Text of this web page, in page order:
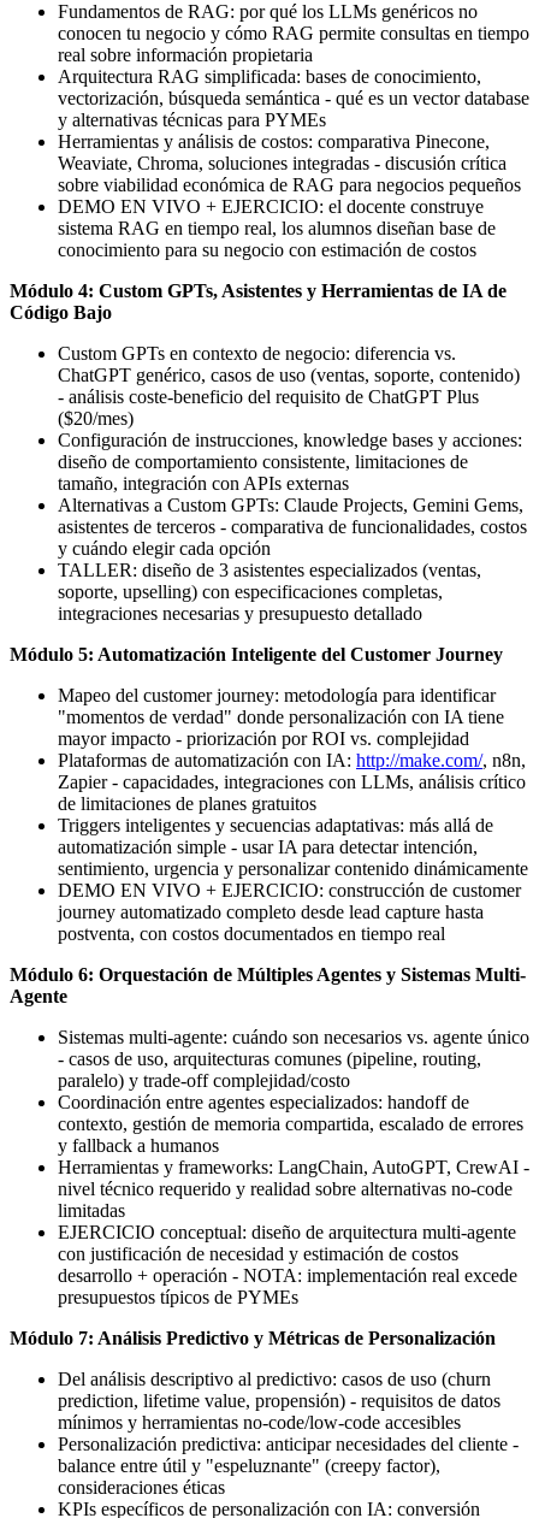
Fundamentos de RAG: por qué los LLMs genéricos no
conocen tu negocio y cómo RAG permite consultas en tiempo
real sobre información propietaria
Arquitectura RAG simplificada: bases de conocimiento,
vectorización, búsqueda semántica - qué es un vector database
y alternativas técnicas para PYMEs
Herramientas y análisis de costos: comparativa Pinecone,
Weaviate, Chroma, soluciones integradas - discusión crítica
sobre viabilidad económica de RAG para negocios pequeños
DEMO EN VIVO + EJERCICIO: el docente construye
sistema RAG en tiempo real, los alumnos diseñan base de
conocimiento para su negocio con estimación de costos
Módulo 4: Custom GPTs, Asistentes y Herramientas de IA de
Código Bajo
Custom GPTs en contexto de negocio: diferencia vs.
ChatGPT genérico, casos de uso (ventas, soporte, contenido)
- análisis coste-beneficio del requisito de ChatGPT Plus
($20/mes)
Configuración de instrucciones, knowledge bases y acciones:
diseño de comportamiento consistente, limitaciones de
tamaño, integración con APIs externas
Alternativas a Custom GPTs: Claude Projects, Gemini Gems,
asistentes de terceros - comparativa de funcionalidades, costos
y cuándo elegir cada opción
TALLER: diseño de 3 asistentes especializados (ventas,
soporte, upselling) con especificaciones completas,
integraciones necesarias y presupuesto detallado
Módulo 5: Automatización Inteligente del Customer Journey
Mapeo del customer journey: metodología para identificar
"momentos de verdad" donde personalización con IA tiene
mayor impacto - priorización por ROI vs. complejidad
Plataformas de automatización con IA: http://make.com/, n8n,
Zapier - capacidades, integraciones con LLMs, análisis crítico
de limitaciones de planes gratuitos
Triggers inteligentes y secuencias adaptativas: más allá de
automatización simple - usar IA para detectar intención,
sentimiento, urgencia y personalizar contenido dinámicamente
DEMO EN VIVO + EJERCICIO: construcción de customer
journey automatizado completo desde lead capture hasta
postventa, con costos documentados en tiempo real
Módulo 6: Orquestación de Múltiples Agentes y Sistemas Multi-
Agente
Sistemas multi-agente: cuándo son necesarios vs. agente único
- casos de uso, arquitecturas comunes (pipeline, routing,
paralelo) y trade-off complejidad/costo
Coordinación entre agentes especializados: handoff de
contexto, gestión de memoria compartida, escalado de errores
y fallback a humanos
Herramientas y frameworks: LangChain, AutoGPT, CrewAI -
nivel técnico requerido y realidad sobre alternativas no-code
limitadas
EJERCICIO conceptual: diseño de arquitectura multi-agente
con justificación de necesidad y estimación de costos
desarrollo + operación - NOTA: implementación real excede
presupuestos típicos de PYMEs
Módulo 7: Análisis Predictivo y Métricas de Personalización
Del análisis descriptivo al predictivo: casos de uso (churn
prediction, lifetime value, propensión) - requisitos de datos
mínimos y herramientas no-code/low-code accesibles
Personalización predictiva: anticipar necesidades del cliente -
balance entre útil y "espeluznante" (creepy factor),
consideraciones éticas
KPIs específicos de personalización con IA: conversión